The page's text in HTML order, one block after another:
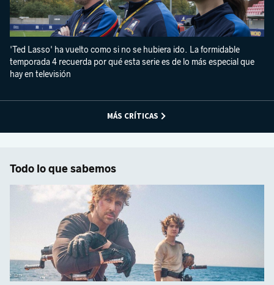
'Ted Lasso' ha vuelto como si no se hubiera ido. La formidable
temporada 4 recuerda por qué esta serie es de lo más especial que
hay en televisión
MÁS CRÍTICAS
Todo lo que sabemos